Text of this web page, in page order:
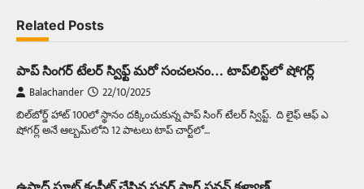
Related Posts
పాప్‌ సింగర్‌ టేలర్‌ స్విఫ్ట్‌ మరో సంచలనం… టాప్‌లిస్ట్‌లో షోగర్ల్‌
Balachander 22/10/2025
బిల్‌బోర్డ్‌ హాట్‌ 100లో స్థానం దక్కించుకున్న పాప్‌ సింగ్‌ టేలర్‌ స్విప్ట్‌. ది లైఫ్‌ ఆఫ్‌ ఎ
షోగర్ల్‌ అనే ఆల్బమ్‌లోని 12 పాటలు టాప్‌ చార్ట్‌లో…